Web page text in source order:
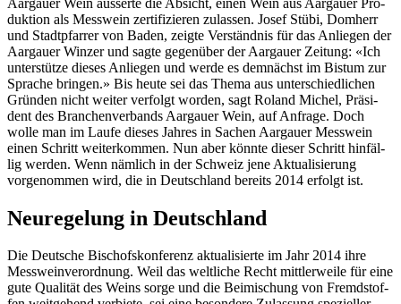
duk­tion als Mess­wein zer­ti­fizieren zulassen. Josef Stübi, Domherr
und Stadtp­far­rer von Baden, zeigte Ver­ständ­nis für das Anliegen der
Aar­gauer Winz­er und sagte gegenüber der Aar­gauer Zeitung: «Ich
unter­stütze dieses Anliegen und werde es dem­nächst im Bis­tum zur
Sprache brin­gen.» Bis heute sei das The­ma aus unter­schiedlichen
Grün­den nicht weit­er ver­fol­gt wor­den, sagt Roland Michel, Präsi­
dent des Branchen­ver­bands Aar­gauer Wein, auf Anfrage. Doch
wolle man im Laufe dieses Jahres in Sachen Aar­gauer Mess­wein
einen Schritt weit­erkom­men. Nun aber kön­nte dieser Schritt hin­fäl­
lig wer­den. Wenn näm­lich in der Schweiz jene Aktu­al­isierung
vorgenom­men wird, die in Deutsch­land bere­its 2014 erfol­gt ist.
Neuregelung in Deutschland
Die Deutsche Bischof­skon­ferenz aktu­al­isierte im Jahr 2014 ihre
Mess­wein­verord­nung. Weil das weltliche Recht mit­tler­weile für eine
gute Qual­ität des Weins sorge und die Beimis­chung von Fremd­stof­